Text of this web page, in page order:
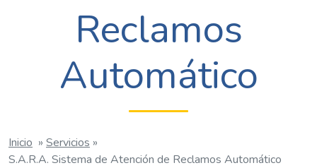
Reclamos
Automático
Inicio » Servicios »
S.A.R.A. Sistema de Atención de Reclamos Automático